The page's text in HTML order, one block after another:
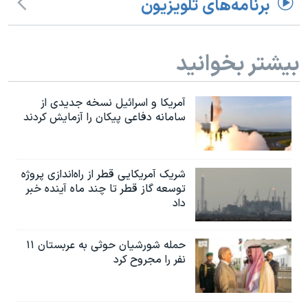
نرگس محمدی برنده جایزه نوبل صلح
همایش محافظه‌کاران آمریکا «سی‌پک»
صفحه‌های ویژه
سفر پرزیدنت ترامپ به چین
برنامه‌های تلویزیون
بیشتر بخوانید
آمریکا و اسرائیل نسخه جدیدی از
سامانه دفاعی پیکان را آزمایش کردند
شریک آمریکایی قطر از راه‌اندازی پروژه
توسعه گاز قطر تا چند ماه آینده خبر
داد
حمله شورشیان حوثی به عربستان ۱۱
نفر را مجروح کرد